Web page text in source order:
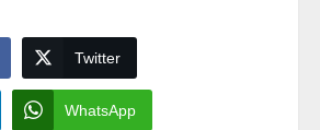
Twitter
WhatsApp